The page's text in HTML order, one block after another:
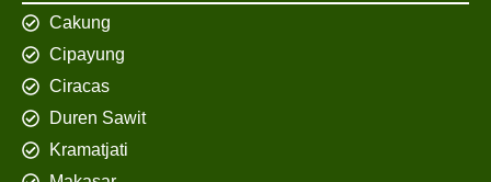
Cakung
Cipayung
Ciracas
Duren Sawit
Kramatjati